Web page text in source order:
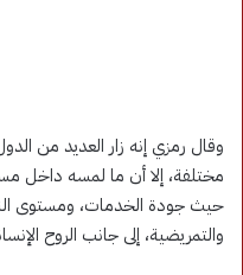
وقال رمزي إنه زار العديد من
مختلفة، إلا أن ما لمسه داخل
حيث جودة الخدمات، ومستوى
والتمريضية، إلى جانب الروح